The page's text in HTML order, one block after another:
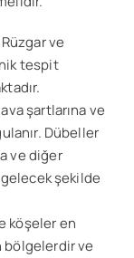
Rüzgar ve
tespit
şartlarına ve
Dübeller
ve diğer
şekilde
köşeler en
bölgelerdir ve